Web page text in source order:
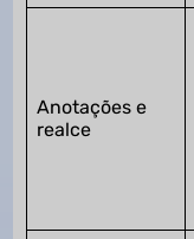
Anotações e
realce